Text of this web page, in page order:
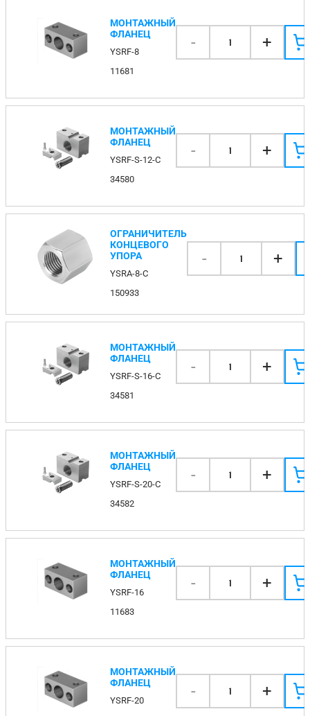
МОНТАЖНЫЙ
ФЛАНЕЦ
YSRF-8
11681
- 1 +
МОНТАЖНЫЙ
ФЛАНЕЦ
YSRF-S-12-C
34580
- 1 +
ОГРАНИЧИТЕЛЬ
КОНЦЕВОГО
УПОРА
YSRA-8-C
150933
- 1 +
МОНТАЖНЫЙ
ФЛАНЕЦ
YSRF-S-16-C
34581
- 1 +
МОНТАЖНЫЙ
ФЛАНЕЦ
YSRF-S-20-C
34582
- 1 +
МОНТАЖНЫЙ
ФЛАНЕЦ
YSRF-16
11683
- 1 +
МОНТАЖНЫЙ
ФЛАНЕЦ
YSRF-20
- 1 +